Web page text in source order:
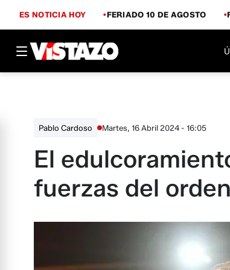
ES NOTICIA HOY FERIADO 10 DE AGOSTO
Pablo Cardoso Martes, 16 Abril 2024 - 16:05
El
fuerzas del